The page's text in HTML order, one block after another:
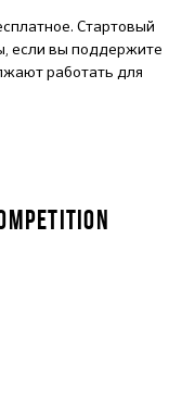
Стартовый
если вы поддержите
работать для